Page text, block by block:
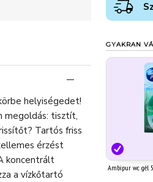
GYAKRAN
Ambipur wc gél
helyiségedet!
megoldás: tisztít,
Tartós friss
érzést
koncentrált
a vízkőtartó